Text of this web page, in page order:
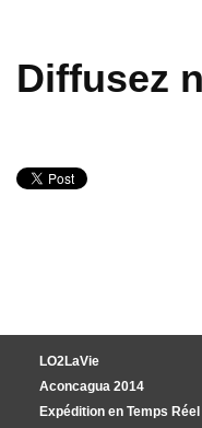
Diffusez
LO2LaVie
Aconcagua 2014
Expédition en Temps Réel